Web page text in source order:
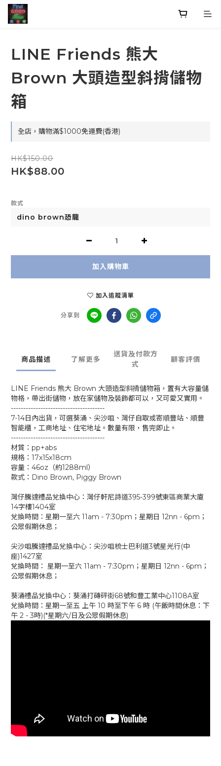
LINE Friends 熊大
Brown 大頭造型斜揹儲物
箱
全店，購物滿$1000免運費(香港)
HK$150.00
HK$88.00
款式
加入購物車
加入追蹤清單
分享到
商品描述 了解更多
送貨及付款方
式
顧客評價
LINE Friends 熊大 Brown 大頭造型斜揹儲物箱，置有大容量儲
物格，帶出街儲物，放在家儲物及裝飾都可以，又可愛又實用。
--------------------------------------
7-14日內出貨，可選葵涌、尖沙咀、灣仔自取或寄順豐站、順豐
智能櫃，工商地址、住宅地址。數量有限，售完即止。
--------------------------------------
材質：pp+abs
規格：17x15x18cm
容量：46oz（約1288ml）
款式：Dino Brown, Piggy Brown
灣仔騰達禮品兌換中心：灣仔軒尼詩道395-399號東區商業大廈
14字樓1404室
兌換時間：星期一至六 11am - 7:30pm；星期日 12nn - 6pm；
公眾假期休息；
尖沙咀騰達禮品兌換中心：尖沙咀梳士巴利道3號星光行(中
座)1427室
兌換時間： 星期一至六 11am - 7:30pm；星期日 12nn - 6pm；
公眾假期休息；
葵涌禮品兌換中心：葵涌打磚砰街68號和豐工業中心1108A室
兌換時間：星期一至五 上午 10 時至下午 6 時 (午飯時間休息：下
午 2 - 3時)(*星期六/日及公眾假期休息)